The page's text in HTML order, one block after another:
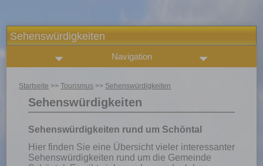
Sehenswürdigkeiten
Navigation
Startseite >>Tourismus >> Sehenswürdigkeiten
Sehenswürdigkeiten
Sehenswürdigkeiten rund um Schöntal
Hier finden Sie eine Übersicht vieler interessanter
Sehenswürdigkeiten rund um die Gemeinde